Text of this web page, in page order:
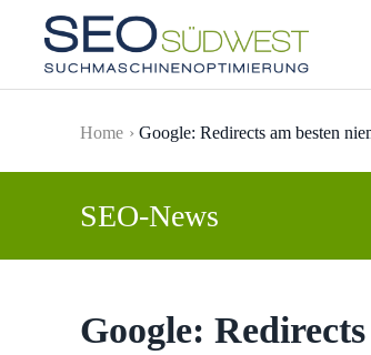
Skip to main content
Home Google: Redirects am besten
SEO-News
Google: